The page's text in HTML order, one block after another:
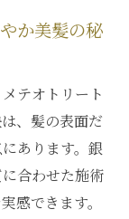
とは
させるコツ
ツヤ髪変化
る理由
ケアの工夫
か美髪の秘
テオトリート
、髪の表面だ
あります。銀
合わせた施術
感できます。